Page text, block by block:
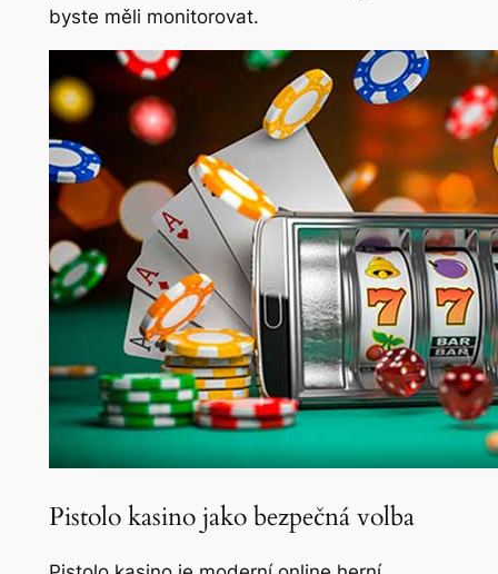
byste měli monitorovat.
Pistolo kasino jako bezpečná volba